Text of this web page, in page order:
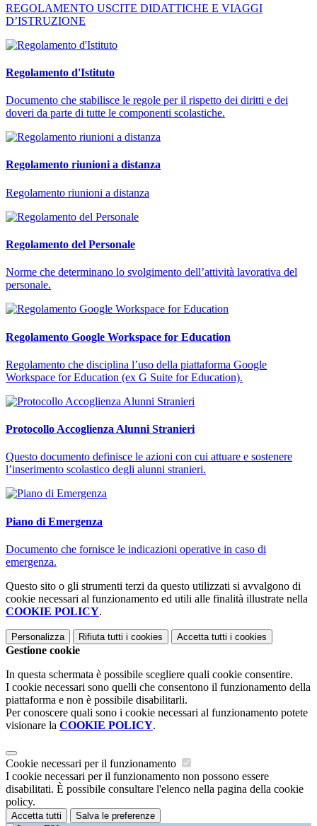
REGOLAMENTO USCITE DIDATTICHE E VIAGGI
D’ISTRUZIONE
Regolamento d'Istituto
Documento che stabilisce le regole per il rispetto dei diritti e dei
doveri da parte di tutte le componenti scolastiche.
Regolamento riunioni a distanza
Regolamento riunioni a distanza
Regolamento del Personale
Norme che determinano lo svolgimento dell’attività lavorativa del
personale.
Regolamento Google Workspace for Education
Regolamento che disciplina l’uso della piattaforma Google
Workspace for Education (ex G Suite for Education).
Protocollo Accoglienza Alunni Stranieri
Questo documento definisce le azioni con cui attuare e sostenere
l’inserimento scolastico degli alunni stranieri.
Piano di Emergenza
Documento che fornisce le indicazioni operative in caso di
emergenza.
Questo sito o gli strumenti terzi da questo utilizzati si avvalgono di
cookie necessari al funzionamento ed utili alle finalità illustrate nella
COOKIE POLICY.
Personalizza Rifiuta tutti i cookies Accetta tutti i cookies
Gestione cookie
In questa schermata è possibile scegliere quali cookie consentire.
I cookie necessari sono quelli che consentono il funzionamento della
piattaforma e non è possibile disabilitarli.
Per conoscere quali sono i cookie necessari al funzionamento potete
visionare la COOKIE POLICY.
Cookie necessari per il funzionamento
I cookie necessari per il funzionamento non possono essere
disabilitati. È possibile consultare l'elenco nella pagina della cookie
policy.
Accetta tutti Salva le preferenze